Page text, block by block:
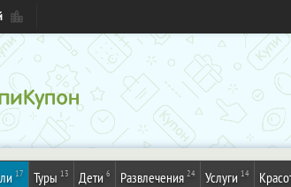
17 Туры 13 Дети 6 Развлечения 24 Услуги 14